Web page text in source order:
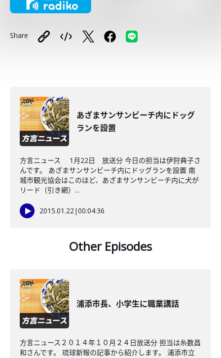
Share
あざまサンサンビーチ内にドッグ
ランを設置
方言ニュース 1月22日 放送分 今日の担当は伊狩典子さ
んです。 あざまサンサンビーチ内にドッグランを設置 南
城市観光協会はこのほど、あざまサンサンビーチ内に犬が
リード（引き網）...
2015.01.22|00:04:36
Other Episodes
浦添市長、小学生に職業講話
方言ニュース２０１４年１０月２４日放送分 担当は糸数昌
和さんです。 琉球新報の記事から紹介します。 浦添市立